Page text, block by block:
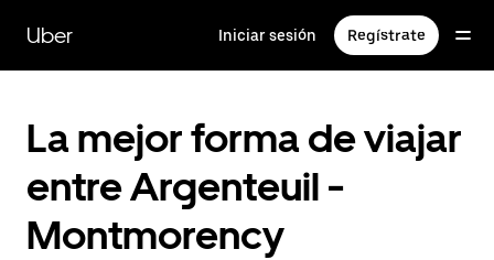
contenido
principal
Uber Iniciar sesión Regístrate
La mejor forma de viajar
entre Argenteuil -
Montmorency